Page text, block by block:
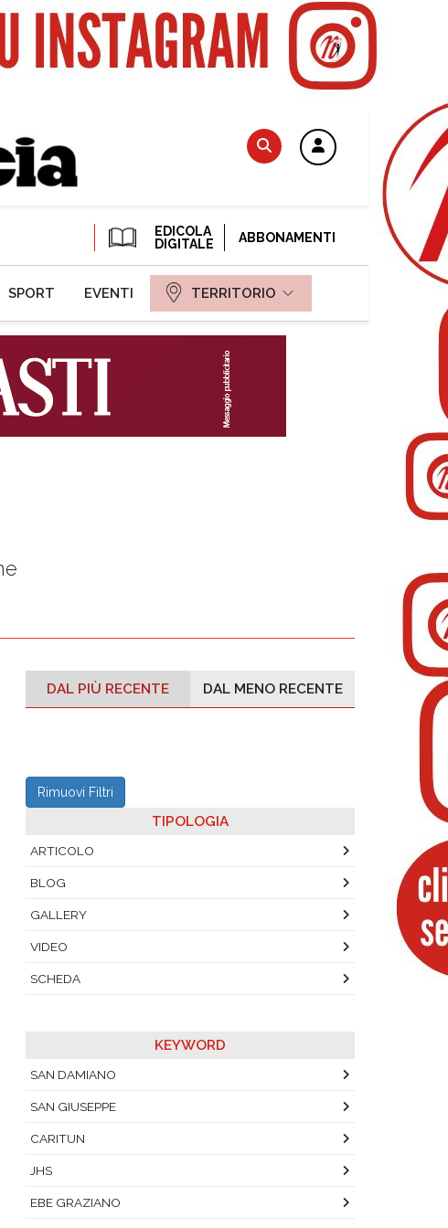
EDICOLA
DIGITALE
ABBONAMENTI
SPORT EVENTI TERRITORIO
DAL PIÙ RECENTE DAL MENO RECENTE
Rimuovi Filtri
TIPOLOGIA
ARTICOLO
BLOG
GALLERY
VIDEO
SCHEDA
KEYWORD
SAN DAMIANO
SAN GIUSEPPE
CARITUN
JHS
EBE GRAZIANO